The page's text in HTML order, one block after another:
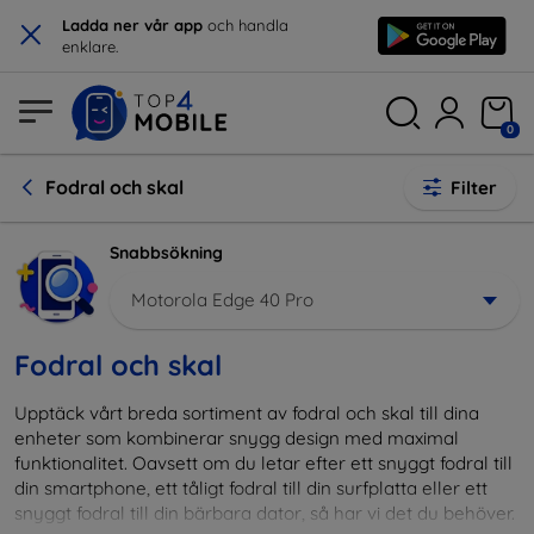
× Ladda ner vår app och handla
enklare.
0
Fodral och skal Filter
Snabbsökning
Motorola Edge 40 Pro
Fodral och skal
Upptäck vårt breda sortiment av fodral och skal till dina
enheter som kombinerar snygg design med maximal
funktionalitet. Oavsett om du letar efter ett snyggt fodral till
din smartphone, ett tåligt fodral till din surfplatta eller ett
snyggt fodral till din bärbara dator, så har vi det du behöver.